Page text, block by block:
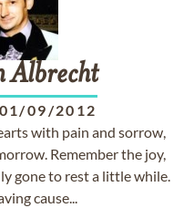
Albrecht
01/09/2012
with pain and sorrow,
Remember the joy,
gone to rest a little while.
cause...